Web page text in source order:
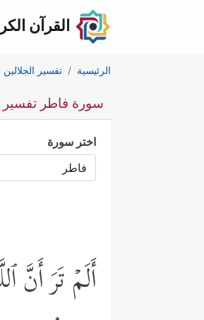
القرآن
الرئيسية تفسير الجلالين
سورة فاطر تفسير
اختر سورة
أَلَمۡ تَرَ أَنَّ